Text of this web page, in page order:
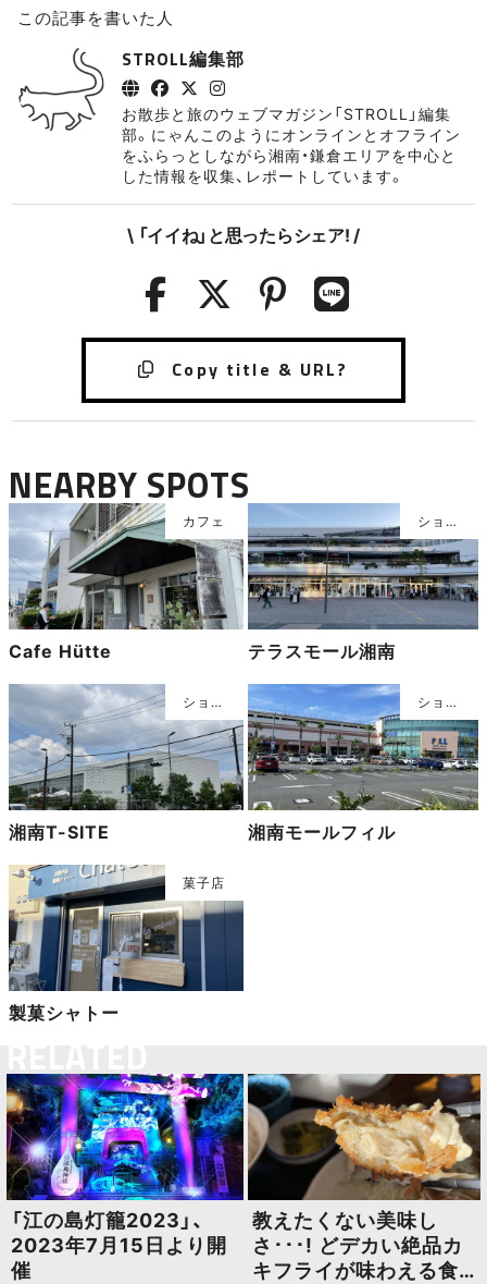
この記事を書いた人
STROLL編集部
お散歩と旅のウェブマガジン「STROLL」編集
部。にゃんこのようにオンラインとオフライン
をふらっとしながら湘南・鎌倉エリアを中心と
した情報を収集、レポートしています。
\ 「イイね」と思ったらシェア! /
NEARBY SPOTS
Cafe Hütte テラスモール湘南
湘南T-SITE 湘南モールフィル
製菓シャトー
「江の島灯籠2023」、
2023年7月15日より開
催
教えたくない美味し
さ･･･! どデカい絶品カ
キフライが味わえる食